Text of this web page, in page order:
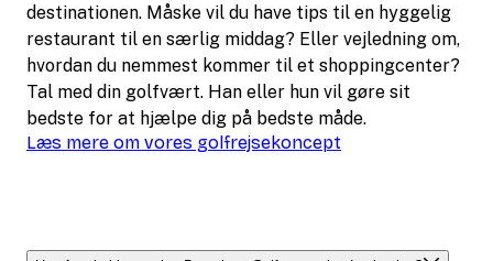
destinationen. Måske vil du have tips til en hyggelig
restaurant til en særlig middag? Eller vejledning om,
hvordan du nemmest kommer til et shoppingcenter?
Tal med din golfvært. Han eller hun vil gøre sit
bedste for at hjælpe dig på bedste måde.
Læs mere om vores golfrejsekoncept